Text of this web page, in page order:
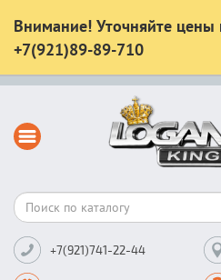
Внимание! Уточняйте цены
+7(921)89-89-710
+7(921)741-22-44